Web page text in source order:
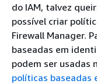
do IAM, talvez
possível criar
Firewall Manager.
baseadas em
podem ser usadas
políticas baseadas